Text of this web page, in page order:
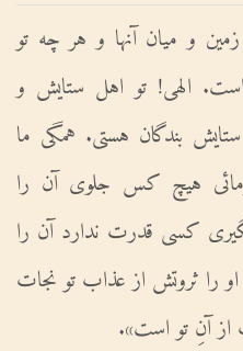
و میان آنها و هر چه تو
الهى! تو اهل ستایش و
بندگان هستى. همگى ما
هیچ کس جلوى آن را
کسى قدرت ندارد آن را
را ثروتش از عذاب تو نجات
از آنِ تو است».